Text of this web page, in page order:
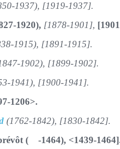
1937), [1919-1937].
1920), [1878-1901],
1915), [1891-1915].
1902), [1899-1902].
1941), [1900-1941].
1206>.
(1762-1842), [1830-1842].
( -1464), <1439-